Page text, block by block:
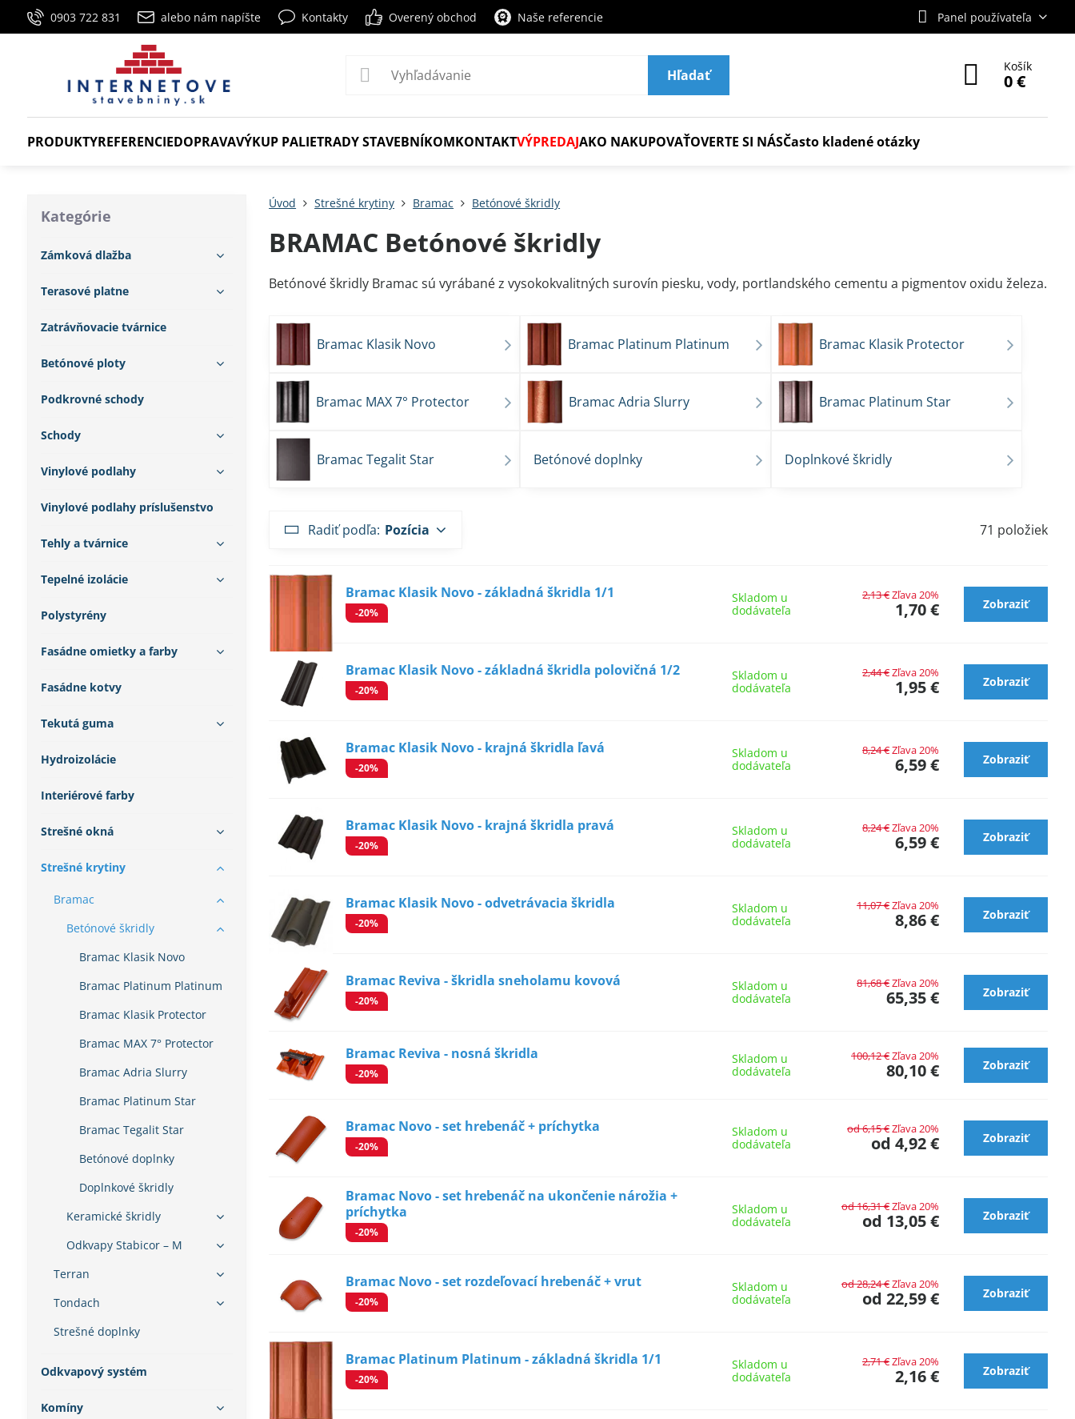
0903 722 831 alebo nám napíšte Kontakty Overený obchod Naše referencie Panel používateľa
Hľadať
Košík
0 €
PRODUKTYREFERENCIEDOPRAVAVÝKUP PALIETRADY STAVEBNÍKOMKONTAKTVÝPREDAJAKO NAKUPOVAŤOVERTE SI NÁSČasto kladené otázky
Úvod Strešné krytiny Bramac Betónové škridly
BRAMAC Betónové škridly
Betónové škridly Bramac sú vyrábané z vysokokvalitných surovín piesku, vody, portlandského cementu a pigmentov oxidu železa.
Bramac Klasik Novo Bramac Platinum Platinum Bramac Klasik Protector
Bramac MAX 7° Protector Bramac Adria Slurry Bramac Platinum Star
Bramac Tegalit Star Betónové doplnky Doplnkové škridly
Radiť podľa: Pozícia 71 položiek
Bramac Klasik Novo - základná škridla 1/1
-20%
Skladom u
dodávateľa
1,70 €
2,13 €Zľava 20%
Zobraziť
Bramac Klasik Novo - základná škridla polovičná 1/2
-20%
Skladom u
dodávateľa
1,95 €
2,44 €Zľava 20%
Zobraziť
Bramac Klasik Novo - krajná škridla ľavá
-20%
Skladom u
dodávateľa
6,59 €
8,24 €Zľava 20%
Zobraziť
Bramac Klasik Novo - krajná škridla pravá
-20%
Skladom u
dodávateľa
6,59 €
8,24 €Zľava 20%
Zobraziť
Bramac Klasik Novo - odvetrávacia škridla
-20%
Skladom u
dodávateľa
8,86 €
11,07 €Zľava 20%
Zobraziť
Bramac Reviva - škridla sneholamu kovová
-20%
Skladom u
dodávateľa
65,35 €
81,68 €Zľava 20%
Zobraziť
Bramac Reviva - nosná škridla
-20%
Skladom u
dodávateľa
80,10 €
100,12 €Zľava 20%
Zobraziť
Bramac Novo - set hrebenáč + príchytka
-20%
Skladom u
dodávateľa
od 4,92 €
od 6,15 €Zľava 20%
Zobraziť
Bramac Novo - set hrebenáč na ukončenie nárožia +
príchytka
-20%
Skladom u
dodávateľa
od 13,05 €
od 16,31 €Zľava 20%
Zobraziť
Bramac Novo - set rozdeľovací hrebenáč + vrut
-20%
Skladom u
dodávateľa
od 22,59 €
od 28,24 €Zľava 20%
Zobraziť
Bramac Platinum Platinum - základná škridla 1/1
-20%
Skladom u
dodávateľa
2,16 €
2,71 €Zľava 20%
Zobraziť
Kategórie
Zámková dlažba
Terasové platne
Zatrávňovacie tvárnice
Betónové ploty
Podkrovné schody
Schody
Vinylové podlahy
Vinylové podlahy príslušenstvo
Tehly a tvárnice
Tepelné izolácie
Polystyrény
Fasádne omietky a farby
Fasádne kotvy
Tekutá guma
Hydroizolácie
Interiérové farby
Strešné okná
Strešné krytiny
Bramac
Betónové škridly
Bramac Klasik Novo
Bramac Platinum Platinum
Bramac Klasik Protector
Bramac MAX 7° Protector
Bramac Adria Slurry
Bramac Platinum Star
Bramac Tegalit Star
Betónové doplnky
Doplnkové škridly
Keramické škridly
Odkvapy Stabicor – M
Terran
Tondach
Strešné doplnky
Odkvapový systém
Komíny